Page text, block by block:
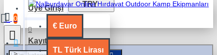
Üye Girişi
Kayıt Ol
TRY
€ Euro
TL Türk Lirası
0